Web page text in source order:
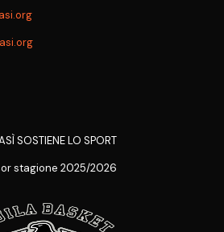
SOSTIENE LO SPORT
stagione 2025/2026